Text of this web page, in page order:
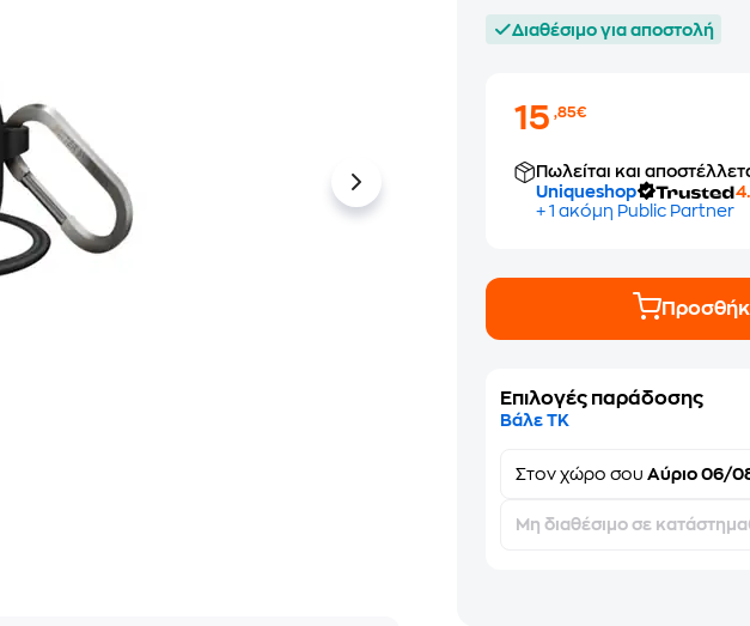
Διαθέσιμο για αποστολή
15,85€
Πωλείται και
Uniqueshop
+ 1 ακόμη Public Partner
Επιλογές παράδοσης
Βάλε ΤΚ
Στονχώρο σου Αύριο 06/
Μη διαθέσιμο σε κατάστημα